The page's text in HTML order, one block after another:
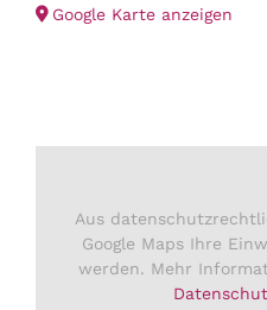
Google Karte anzeigen
Aus
Google Maps Ihre
werden. Mehr